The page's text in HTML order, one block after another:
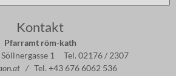
Kontakt
Pfarramt röm-kath
1 Tel. 02176 / 2307
/ Tel. +43 676 6062 536